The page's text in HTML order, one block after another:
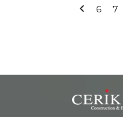
chevron_left 6 7